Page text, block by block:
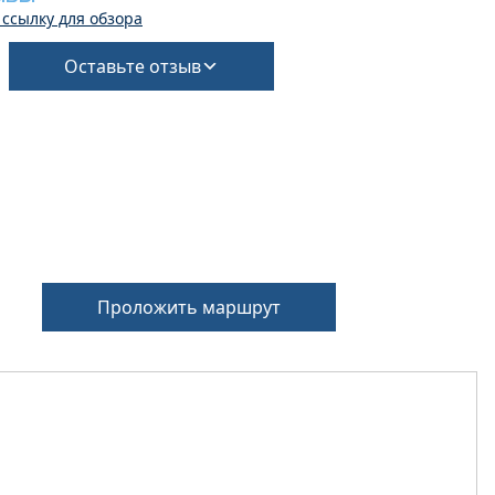
для обзора
Оставьте отзыв
Проложить маршрут